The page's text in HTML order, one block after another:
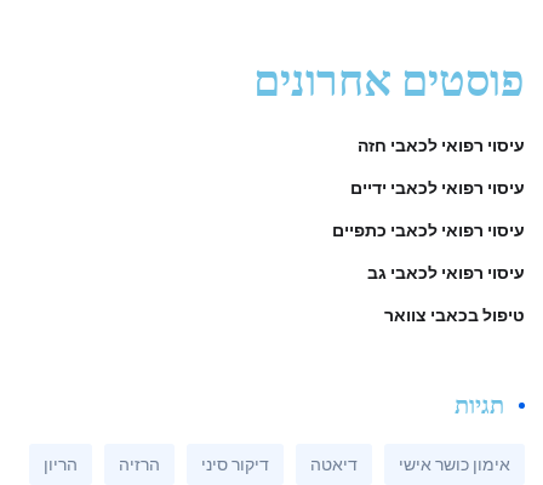
פוסטים אחרונים
עיסוי רפואי לכאבי חזה
עיסוי רפואי לכאבי ידיים
עיסוי רפואי לכאבי כתפיים
עיסוי רפואי לכאבי גב
טיפול בכאבי צוואר
תגיות
אימון כושר אישי דיאטה דיקור סיני הרזיה הריון